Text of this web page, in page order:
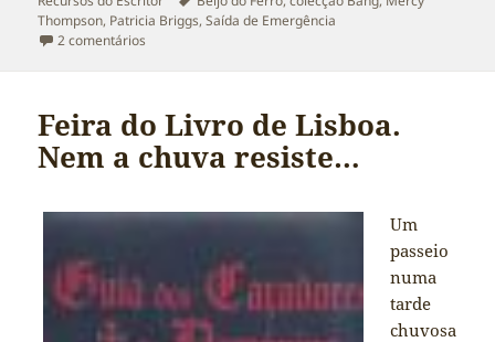
Thompson, Patricia Briggs,Saída de Emergência
2 comentários
Feira do Livro de Lisboa.
Nem a chuva resiste…
Um
passeio
numa
tarde
chuvosa